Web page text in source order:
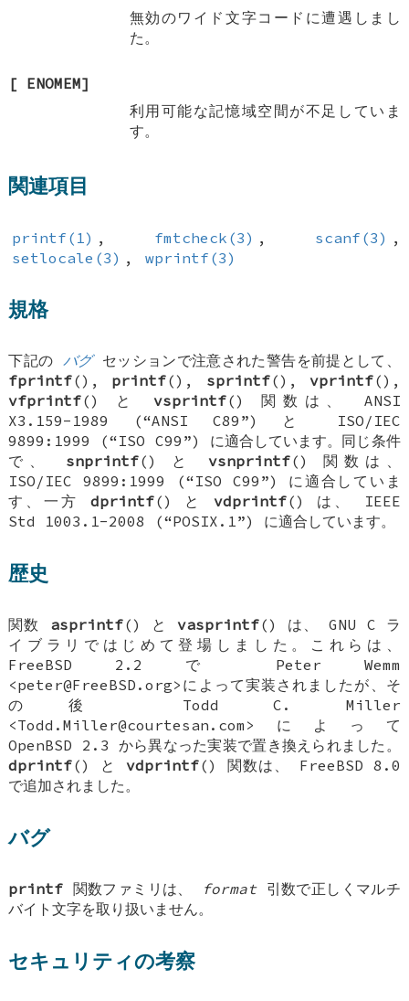
無効のワイド文字コードに遭遇しまし
た。
[ ENOMEM]
利用可能な記憶域空間が不足していま
す。
関連項目
printf(1) , fmtcheck(3) , scanf(3) ,
setlocale(3) , wprintf(3)
規格
下記の バグセッションで注意された警告を前提として、
fprintf(), printf(), sprintf(), vprintf(),
vfprintf() とvsprintf() 関数は、 ANSI
X3.159-1989 (“ANSI C89”) と ISO/IEC
9899:1999 (“ISO C99”) に適合しています。同じ条件
で、 snprintf() と vsnprintf() 関数は、
ISO/IEC 9899:1999 (“ISO C99”) に適合していま
す、一方 dprintf() とvdprintf() は、 IEEE
Std 1003.1-2008 (“POSIX.1”) に適合しています。
歴史
関数 asprintf() とvasprintf() は、 GNU C ラ
イブラリではじめて登場しました。これらは、
FreeBSD 2.2 で Peter Wemm
<peter@FreeBSD.org>によって実装されましたが、そ
の後 Todd C. Miller
<Todd.Miller@courtesan.com>によって
OpenBSD 2.3 から異なった実装で置き換えられました。
dprintf() とvdprintf() 関数は、 FreeBSD 8.0
で追加されました。
バグ
printf 関数ファミリは、 format引数で正しくマルチ
バイト文字を取り扱いません。
セキュリティの考察